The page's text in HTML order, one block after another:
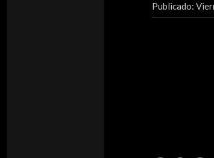
Publicado: